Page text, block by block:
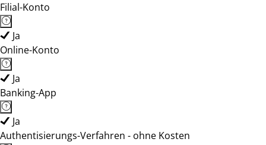
Filial-Konto
Ja
Online-Konto
Ja
Banking-App
Ja
Authentisierungs-Verfahren - ohne Kosten